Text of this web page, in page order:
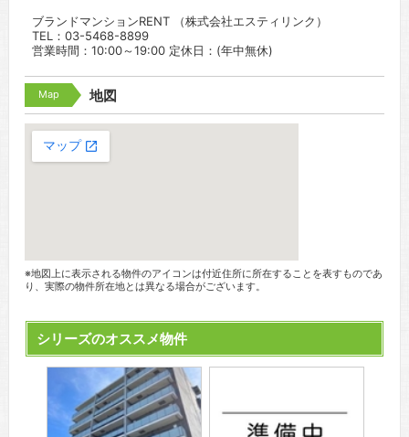
ブランドマンションRENT （株式会社エスティリンク）
TEL：03-5468-8899
営業時間：10:00～19:00 定休日：(年中無休)
Map 地図
※地図上に表示される物件のアイコンは付近住所に所在することを表すものであ
り、実際の物件所在地とは異なる場合がございます。
シリーズのオススメ物件